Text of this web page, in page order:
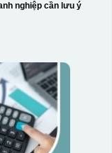
nghiệp cần lưu ý